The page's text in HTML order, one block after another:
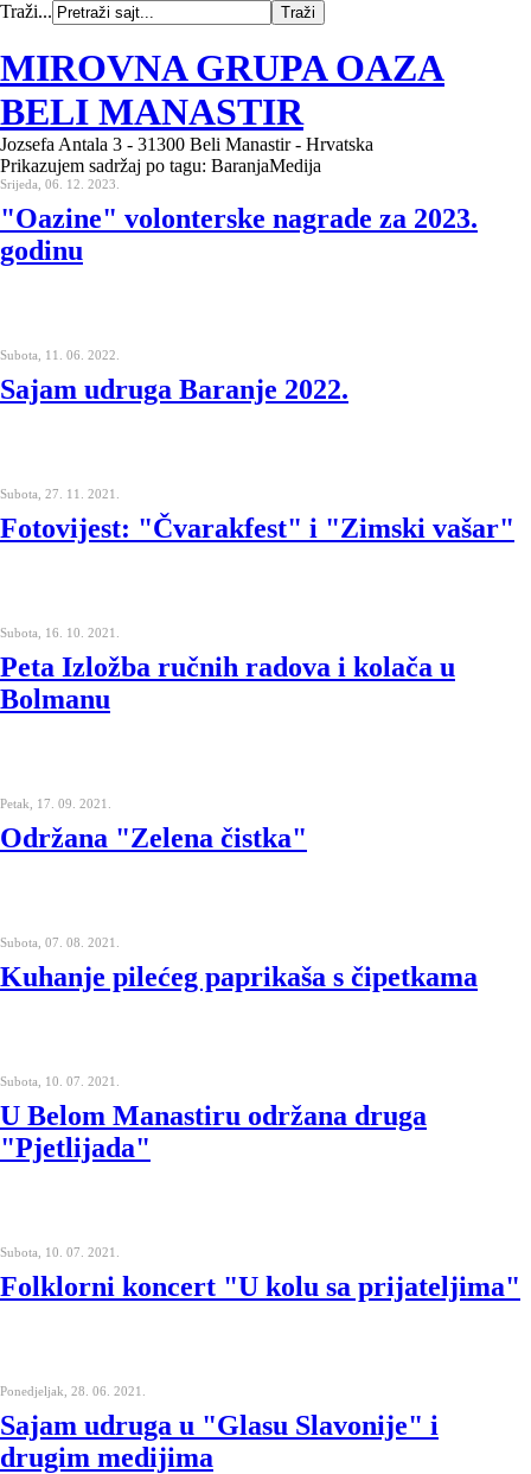
Traži...
MIROVNA GRUPA OAZA
BELI MANASTIR
Jozsefa Antala 3 - 31300 Beli Manastir - Hrvatska
Prikazujem sadržaj po tagu: BaranjaMedija
Srijeda, 06. 12. 2023.
"Oazine" volonterske nagrade za 2023.
godinu
Subota, 11. 06. 2022.
Sajam udruga Baranje 2022.
Subota, 27. 11. 2021.
Fotovijest: "Čvarakfest" i "Zimski vašar"
Subota, 16. 10. 2021.
Peta Izložba ručnih radova i kolača u
Bolmanu
Petak, 17. 09. 2021.
Održana "Zelena čistka"
Subota, 07. 08. 2021.
Kuhanje pilećeg paprikaša s čipetkama
Subota, 10. 07. 2021.
U Belom Manastiru održana druga
"Pjetlijada"
Subota, 10. 07. 2021.
Folklorni koncert "U kolu sa prijateljima"
Ponedjeljak, 28. 06. 2021.
Sajam udruga u "Glasu Slavonije" i
drugim medijima